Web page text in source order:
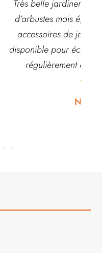
choix de fleurs et
de pots ou autre
est souvent
conseiller. J’y vais
jamais déçue.